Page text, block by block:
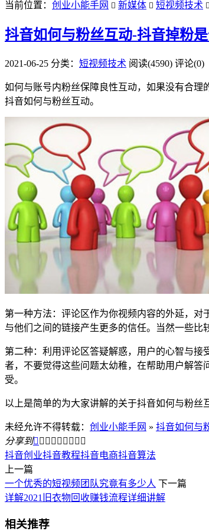
当前位置： 创业小能手网  新媒体  短视频技术 
抖音如何与粉丝互动-抖音掉粉
2021-06-25 分类： 短视频技术 阅读(4590) 评论(0)
如何与账号内粉丝保障良性互动，如果没有合
抖音如何与粉丝互动。
第一种方法：评论区作为你视频内容的外延，
与他们之间的链接产生更多的信任。当然一些比
第二种：利用评论区答疑解惑，用户的心智与接
者，不要觉得这些问题太幼稚，在帮助用户解
受。
以上是简单的为大家讲解的关于抖音如何与粉丝
未经允许不得转载： 创业小能手网 » 抖音如何与
分享到        
抖音创业抖音教程抖音电商抖音算法
上一篇
一个优秀的短视频团队究竟有多少人 下一篇
详解2021旧衣物回收赚钱流程详细讲解
相关推荐